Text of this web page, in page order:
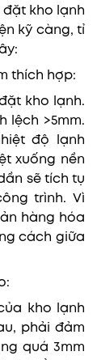
đặt kho lạnh
kỹ càng, tỉ
thích hợp:
kho lạnh.
lệch >5mm.
độ lạnh
xuống nền
sẽ tích tụ
trình. Vì
hàng hóa
cách giữa
kho lạnh
phải đảm
quá 3mm